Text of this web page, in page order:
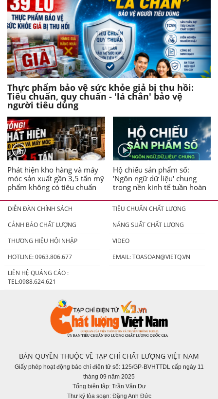
Thực phẩm bảo vệ sức khỏe giả bị thu hồi:
Tiêu chuẩn, quy chuẩn - 'lá chắn' bảo vệ
người tiêu dùng
Phát hiện kho hàng và máy
móc sản xuất gần 3,5 tấn mỹ
phẩm không có tiêu chuẩn
Hộ chiếu sản phẩm số:
'Ngôn ngữ dữ liệu' chung
trong nền kinh tế tuần hoàn
DIỄN ĐÀN CHÍNH SÁCH
TIÊU CHUẨN CHẤT LƯỢNG
CẢNH BÁO CHẤT LƯỢNG
NĂNG SUẤT CHẤT LƯỢNG
THƯƠNG HIỆU HỘI NHẬP
VIDEO
HOTLINE: 0963.806.677
EMAIL:TOASOAN@VIETQ.VN
LIÊN HỆ QUẢNG CÁO :
TEL:0988.624.621
BẢN QUYỀN THUỘC VỀ TẠP CHÍ CHẤT LƯỢNG VIỆT NAM
Giấy phép hoạt động báo chí điện tử số: 125/GP-BVHTTDL cấp ngày 11
tháng 09 năm 2025
Tổng biên tập: Trần Văn Dư
Thư ký tòa soạn: Đặng Anh Đức